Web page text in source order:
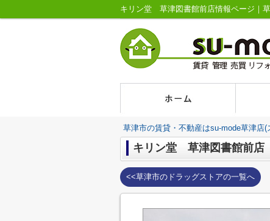
キリン堂 草津図書館前店情報ページ｜
草津市の賃貸・不動産はsu-mode草津店(
キリン堂 草津図書館前店
<<草津市のドラッグストアの一覧へ